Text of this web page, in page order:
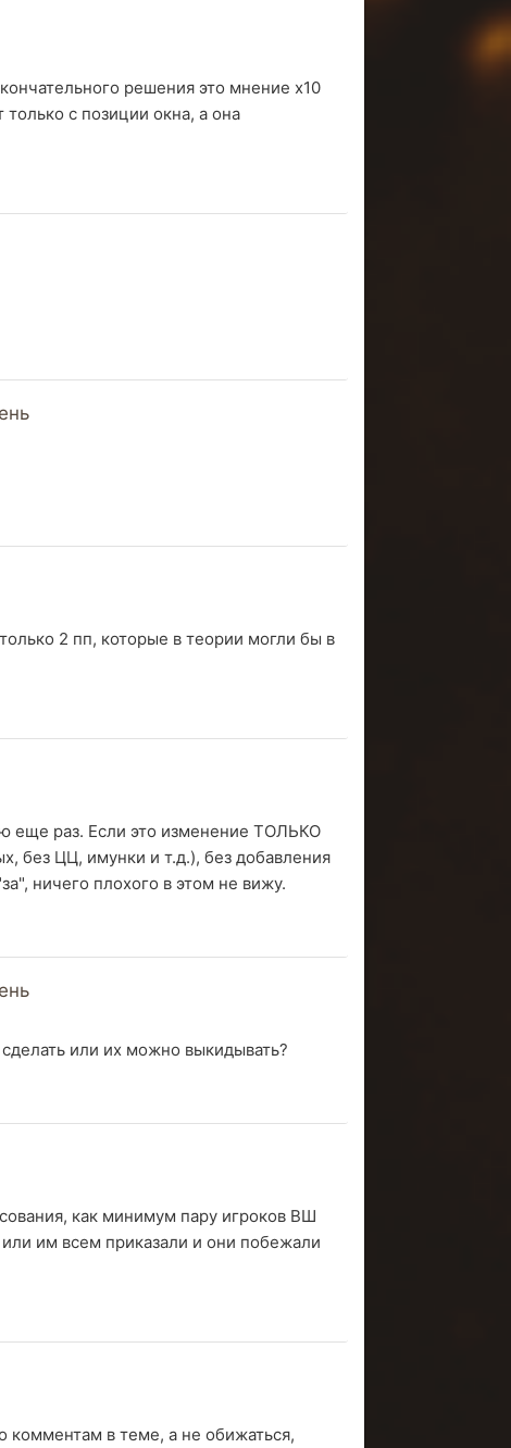
решения это мнение х10
с позиции окна, а она
2 пп, которые в теории могли бы в
еще раз. Если это изменение ТОЛЬКО
без ЦЦ, имунки и т.д.), без добавления
ничего плохого в этом не вижу.
или их можно выкидывать?
как минимум пару игроков ВШ
или им всем приказали и они побежали
комментам в теме, а не обижаться,